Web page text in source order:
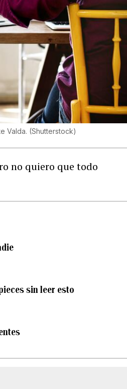
Valda. (Shutterstock)
no quiero que todo
sin leer esto